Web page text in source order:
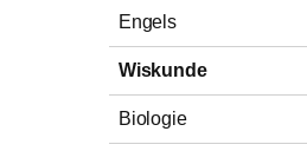
Engels
Wiskunde
Biologie